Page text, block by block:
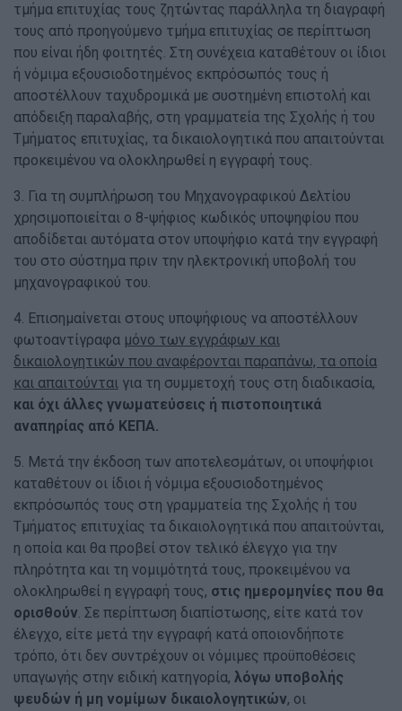
τμήμα επιτυχίας τους ζητώντας παράλληλα τη διαγραφή
τους από προηγούμενο τμήμα επιτυχίας σε περίπτωση
που είναι ήδη φοιτητές. Στη συνέχεια καταθέτουν οι ίδιοι
ή νόμιμα εξουσιοδοτημένος εκπρόσωπός τους ή
αποστέλλουν ταχυδρομικά με συστημένη επιστολή και
απόδειξη παραλαβής, στη γραμματεία της Σχολής ή του
Τμήματος επιτυχίας, τα δικαιολογητικά που απαιτούνται
προκειμένου να ολοκληρωθεί η εγγραφή τους.
3. Για τη συμπλήρωση του Μηχανογραφικού Δελτίου
χρησιμοποιείται ο 8-ψήφιος κωδικός υποψηφίου που
αποδίδεται αυτόματα στον υποψήφιο κατά την εγγραφή
του στο σύστημα πριν την ηλεκτρονική υποβολή του
μηχανογραφικού του.
4. Επισημαίνεται στους υποψήφιους να αποστέλλουν
φωτοαντίγραφα μόνο των εγγράφων και
δικαιολογητικών που αναφέρονται παραπάνω, τα οποία
και απαιτούνται για τη συμμετοχή τους στη διαδικασία,
και όχι άλλες γνωματεύσεις ή πιστοποιητικά
αναπηρίας από ΚΕΠΑ.
5. Μετά την έκδοση των αποτελεσμάτων, οι υποψήφιοι
καταθέτουν οι ίδιοι ή νόμιμα εξουσιοδοτημένος
εκπρόσωπός τους στη γραμματεία της Σχολής ή του
Τμήματος επιτυχίας τα δικαιολογητικά που απαιτούνται,
η οποία και θα προβεί στον τελικό έλεγχο για την
πληρότητα και τη νομιμότητά τους, προκειμένου να
ολοκληρωθεί η εγγραφή τους, στις ημερομηνίες που θα
ορισθούν. Σε περίπτωση διαπίστωσης, είτε κατά τον
έλεγχο, είτε μετά την εγγραφή κατά οποιονδήποτε
τρόπο, ότι δεν συντρέχουν οι νόμιμες προϋποθέσεις
υπαγωγής στην ειδική κατηγορία, λόγω υποβολής
ψευδών ή μη νομίμων δικαιολογητικών, οι